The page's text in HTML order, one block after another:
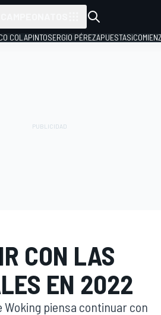
COLAPINTOSERGIO PÉREZAPUESTAS
CON LAS
EN 2022
Woking piensa continuar con